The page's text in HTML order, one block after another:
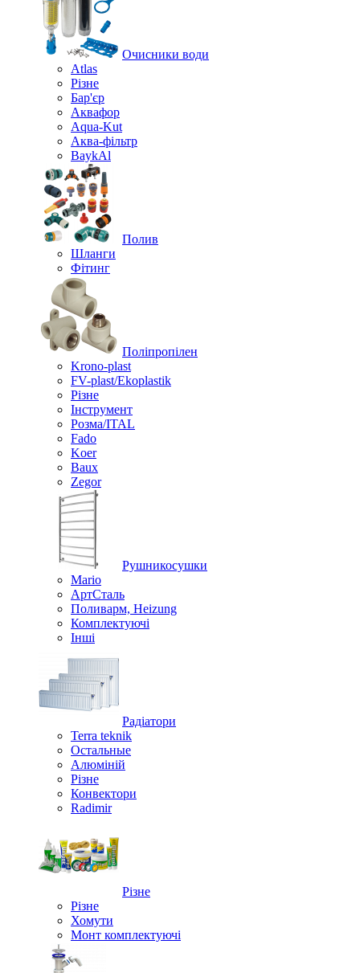
Очисники води
Atlas
Різне
Бар'єр
Аквафор
Aqua-Kut
Аква-фільтр
BaykAl
Полив
Шланги
Фітинг
Поліпропілен
Krono-plast
FV-plast/Ekoplastik
Різне
Інструмент
Розма/ITAL
Fado
Koer
Baux
Zegor
Рушникосушки
Mario
АртСталь
Поливарм, Heizung
Комплектуючі
Інші
Радіатори
Terra teknik
Остальные
Алюміній
Різне
Конвектори
Radimir
Різне
Різне
Хомути
Монт комплектуючі